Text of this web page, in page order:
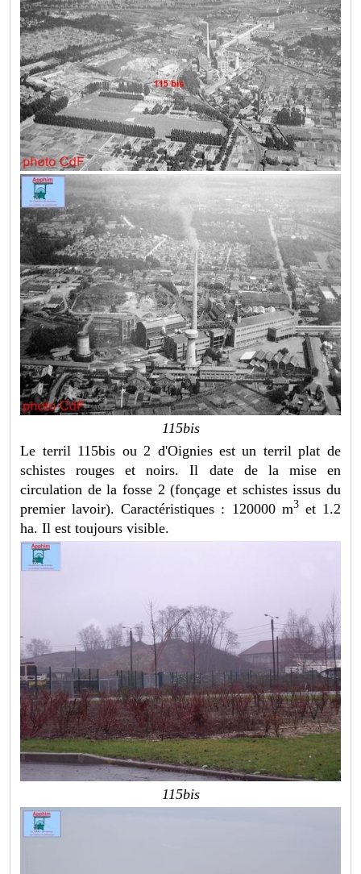
115bis
Le terril 115bis ou 2 d'Oignies est un terril plat de
schistes rouges et noirs. Il date de la mise en
circulation de la fosse 2 (fonçage et schistes issus du
premier lavoir). Caractéristiques : 120000 m3et 1.2
ha. Il est toujours visible.
115bis